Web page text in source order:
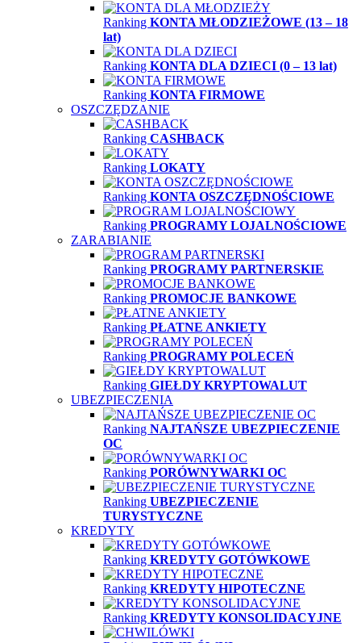
Ranking KONTA MŁODZIEŻOWE (13 – 18
lat)
Ranking KONTA DLA DZIECI (0 – 13 lat)
Ranking KONTA FIRMOWE
OSZCZĘDZANIE
Ranking CASHBACK
Ranking LOKATY
Ranking KONTA OSZCZĘDNOŚCIOWE
Ranking PROGRAMY LOJALNOŚCIOWE
ZARABIANIE
Ranking PROGRAMY PARTNERSKIE
Ranking PROMOCJE BANKOWE
Ranking PŁATNE ANKIETY
Ranking PROGRAMY POLECEŃ
Ranking GIEŁDY KRYPTOWALUT
UBEZPIECZENIA
Ranking NAJTAŃSZE UBEZPIECZENIE
OC
Ranking PORÓWNYWARKI OC
Ranking UBEZPIECZENIE
TURYSTYCZNE
KREDYTY
Ranking KREDYTY GOTÓWKOWE
Ranking KREDYTY HIPOTECZNE
Ranking KREDYTY KONSOLIDACYJNE